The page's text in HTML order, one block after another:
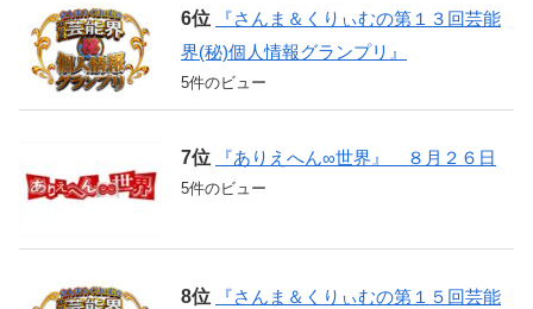
『さんま＆くりぃむの第１３回芸能
界(秘)個人情報グランプリ』
5件のビュー
『ありえへん∞世界』 ８月２６日
5件のビュー
『さんま＆くりぃむの第１５回芸能